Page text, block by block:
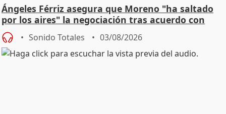
Ángeles Férriz asegura que Moreno "ha saltado
por los aires" la negociación tras acuerdo con
SMA
Sonido Totales 03/08/2026